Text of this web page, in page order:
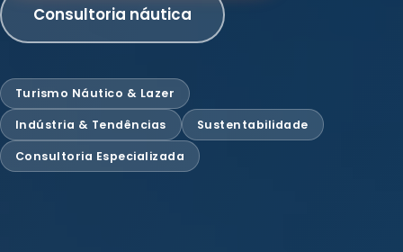
Consultoria náutica
Turismo Náutico & Lazer
Indústria & Tendências Sustentabilidade
Consultoria Especializada